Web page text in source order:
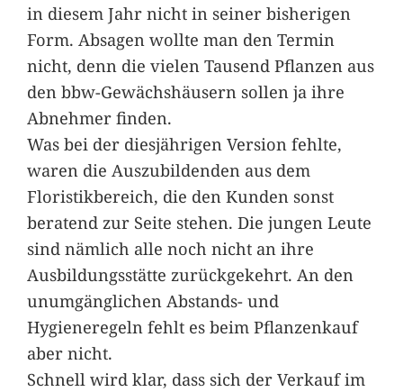
in diesem Jahr nicht in seiner bisherigen
Form. Absagen wollte man den Termin
nicht, denn die vielen Tausend Pflanzen aus
den bbw-Gewächshäusern sollen ja ihre
Abnehmer finden.
Was bei der diesjährigen Version fehlte,
waren die Auszubildenden aus dem
Floristikbereich, die den Kunden sonst
beratend zur Seite stehen. Die jungen Leute
sind nämlich alle noch nicht an ihre
Ausbildungsstätte zurückgekehrt. An den
unumgänglichen Abstands- und
Hygieneregeln fehlt es beim Pflanzenkauf
aber nicht.
Schnell wird klar, dass sich der Verkauf im